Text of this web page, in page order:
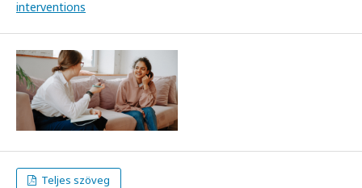
interventions
Teljes szöveg